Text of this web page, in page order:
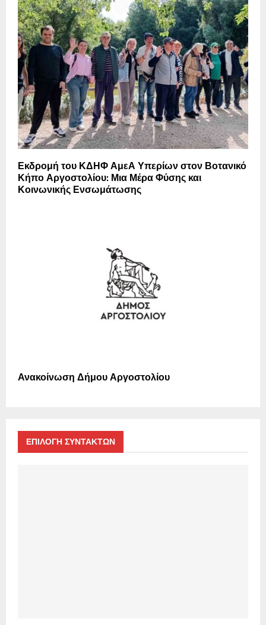
Εκδρομή του ΚΔΗΦ ΑμεΑ Υπερίων στον Βοτανικό
Κήπο Αργοστολίου: Μια Μέρα Φύσης και
Κοινωνικής Ενσωμάτωσης
Ανακοίνωση Δήμου Αργοστολίου
ΕΠΙΛΟΓΗ ΣΥΝΤΑΚΤΩΝ